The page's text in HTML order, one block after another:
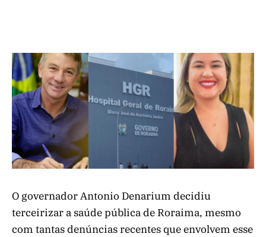
O governador Antonio Denarium decidiu
terceirizar a saúde pública de Roraima, mesmo
com tantas denúncias recentes que envolvem esse